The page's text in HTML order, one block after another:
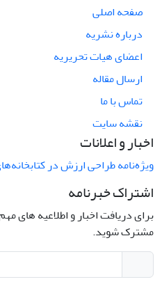
صفحه اصلی
درباره نشریه
اعضای هیات تحریریه
ارسال مقاله
تماس با ما
نقشه سایت
اخبار و اعلانات
ویژه‌نامه طراحی ارزش در
اشتراک خبرنامه
برای دریافت اخبار و اطلاعیه های
مشترک شوید.